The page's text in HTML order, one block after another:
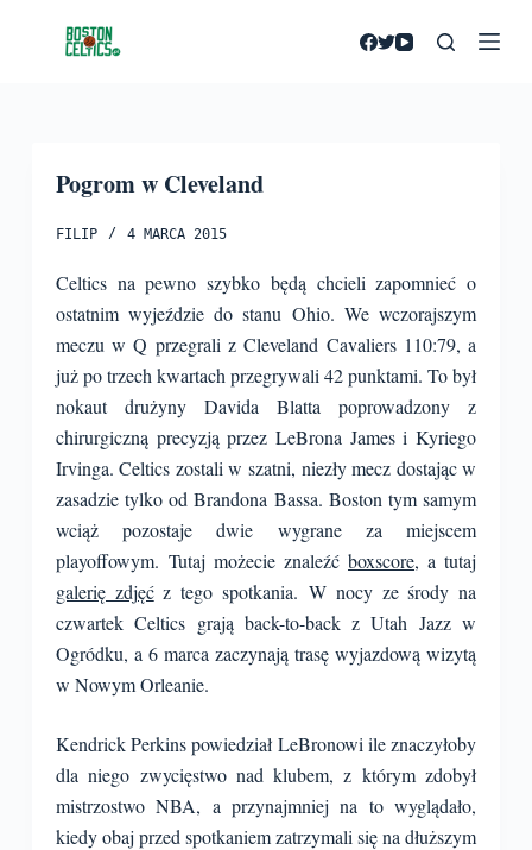
Pogrom w Cleveland
FILIP 4 MARCA 2015
Celtics na pewno szybko będą chcieli zapomnieć o
ostatnim wyjeździe do stanu Ohio. We wczorajszym
meczu w Q przegrali z Cleveland Cavaliers 110:79, a
już po trzech kwartach przegrywali 42 punktami. To był
nokaut drużyny Davida Blatta poprowadzony z
chirurgiczną precyzją przez LeBrona James i Kyriego
Irvinga. Celtics zostali w szatni, niezły mecz dostając w
zasadzie tylko od Brandona Bassa. Boston tym samym
wciąż pozostaje dwie wygrane za miejscem
playoffowym. Tutaj możecie znaleźćboxscore, a tutaj
galerię zdjęćz tego spotkania. W nocy ze środy na
czwartek Celtics grają back-to-back z Utah Jazz w
Ogródku, a 6 marca zaczynają trasę wyjazdową wizytą
w Nowym Orleanie.
Kendrick Perkins powiedział LeBronowi ile znaczyłoby
dla niego zwycięstwo nad klubem, z którym zdobył
mistrzostwo NBA, a przynajmniej na to wyglądało,
kiedy obaj przed spotkaniem zatrzymali się na dłuższym